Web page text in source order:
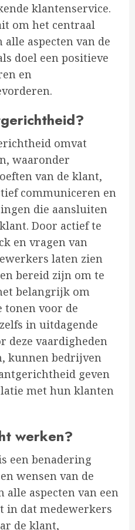
klantenservice.
om het centraal
aspecten van de
doel een positieve
en
omvat
waaronder
van de klant,
communiceren en
die aansluiten
Door actief te
en vragen van
laten zien
bereid zijn om te
belangrijk om
tonen voor de
in uitdagende
deze vaardigheden
kunnen bedrijven
geven
met hun klanten
werken?
een benadering
wensen van de
aspecten van een
in dat medewerkers
de klant,